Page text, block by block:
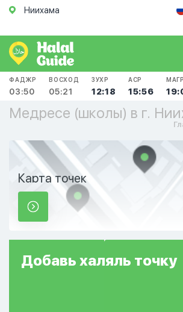
Ниихама
ФАДЖР
03:50
ВОСХОД
05:21
ЗУХР
12:18
АСР
15:56
Медресе (школы) в г.
Карта точек
Добавь халяль точку